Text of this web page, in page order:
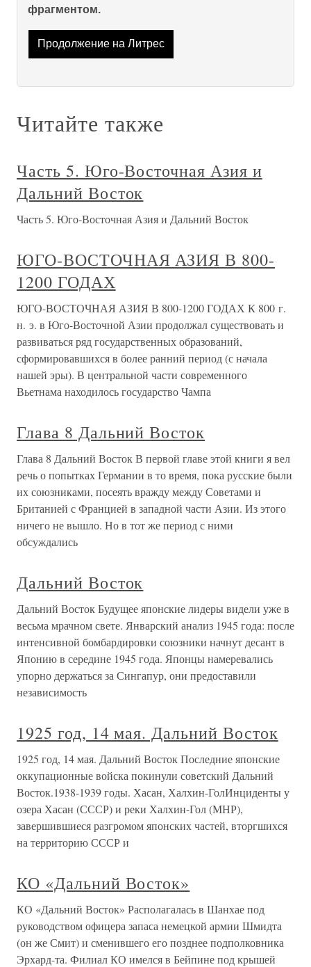
фрагментом.
Продолжение на Литрес
Читайте также
Часть 5. Юго-Восточная Азия и
Дальний Восток
Часть 5. Юго-Восточная Азия и Дальний Восток
ЮГО-ВОСТОЧНАЯ АЗИЯ В 800-
1200 ГОДАХ
ЮГО-ВОСТОЧНАЯ АЗИЯ В 800-1200 ГОДАХ К 800 г.
н. э. в Юго-Восточной Азии продолжал существовать и
развиваться ряд государственных образований,
сформировавшихся в более ранний период (с начала
нашей эры). В центральной части современного
Вьетнама находилось государство Чампа
Глава 8 Дальний Восток
Глава 8 Дальний Восток В первой главе этой книги я вел
речь о попытках Германии в то время, пока русские были
их союзниками, посеять вражду между Советами и
Британией с Францией в западной части Азии. Из этого
ничего не вышло. Но в тот же период с ними
обсуждались
Дальний Восток
Дальний Восток Будущее японские лидеры видели уже в
весьма мрачном свете. Январский анализ 1945 года: после
интенсивной бомбардировки союзники начнут десант в
Японию в середине 1945 года. Японцы намеревались
упорно держаться за Сингапур, они предоставили
независимость
1925 год, 14 мая. Дальний Восток
1925 год, 14 мая. Дальний Восток Последние японские
оккупационные войска покинули советский Дальний
Восток.1938-1939 годы. Хасан, Халхин-ГолИнциденты у
озера Хасан (СССР) и реки Халхин-Гол (МНР),
завершившиеся разгромом японских частей, вторгшихся
на территорию СССР и
КО «Дальний Восток»
КО «Дальний Восток» Располагалась в Шанхае под
руководством офицера запаса немецкой армии Шмидта
(он же Смит) и сменившего его позднее подполковника
Эрхард-та. Филиал КО имелся в Бейпине под крышей